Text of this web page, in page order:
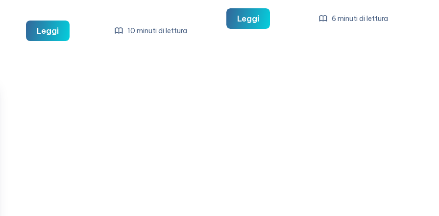
LeggiUn
giorno
10 minuti di lettura
LeggiFree
walking
6 minuti di lettura